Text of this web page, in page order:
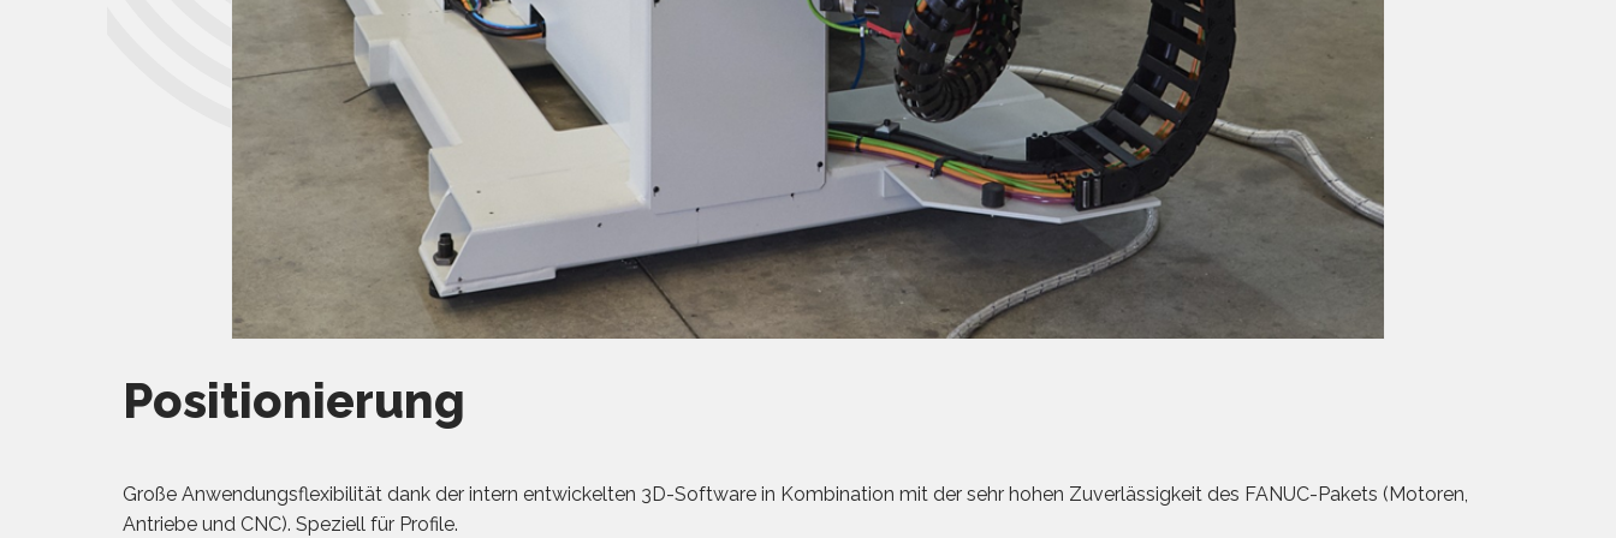
Positionierung
Große Anwendungsflexibilität dank der intern entwickelten 3D-Software in Kombination mit der sehr hohen Zuverlässigkeit des FANUC-Pakets (Motoren,
Antriebe und CNC). Speziell für Profile.